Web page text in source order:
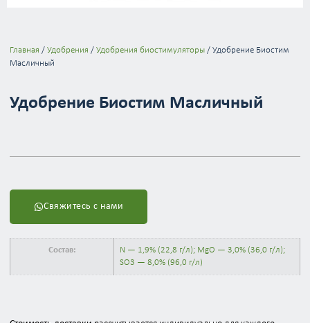
Главная / Удобрения / Удобрения биостимуляторы / Удобрение Биостим
Масличный
Удобрение Биостим Масличный
Свяжитесь с нами
Состав:
N — 1,9% (22,8 г/л); MgO — 3,0% (36,0 г/л);
SO3 — 8,0% (96,0 г/л)